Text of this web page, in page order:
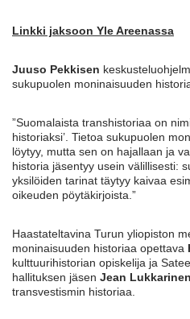
Linkki jaksoon Yle Areenassa
Juuso Pekkisen
sukupuolen moninaisuuden
”Suomalaista transhistoriaa on
historiaksi’. Tietoa sukupuolen
löytyy, mutta sen on hajallaan ja
historia jäsentyy usein välillisesti:
yksilöiden tarinat täytyy kaivaa
oikeuden pöytäkirjoista.”
Haastateltavina Turun yliopiston
moninaisuuden historiaa opettava
kulttuurihistorian opiskelija ja
hallituksen jäsen Jean Lukkarinen
transvestismin historiaa.